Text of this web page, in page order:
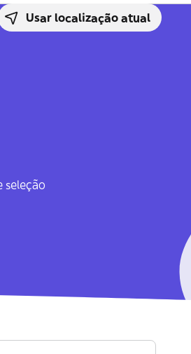
Usar localização atual
seleção